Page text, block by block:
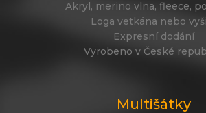
Akryl, merino vlna, fleece,
Loga vetkána nebo
Expresní dodání
Vyrobeno v České
Multišátky